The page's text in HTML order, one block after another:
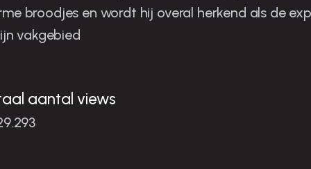
broodjes en wordt hij overal herkend als de
vakgebied
aantal views